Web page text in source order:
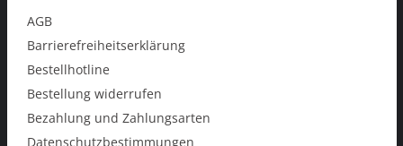
AGB
Barrierefreiheitserklärung
Bestellhotline
Bestellung widerrufen
Bezahlung und Zahlungsarten
Datenschutzbestimmungen